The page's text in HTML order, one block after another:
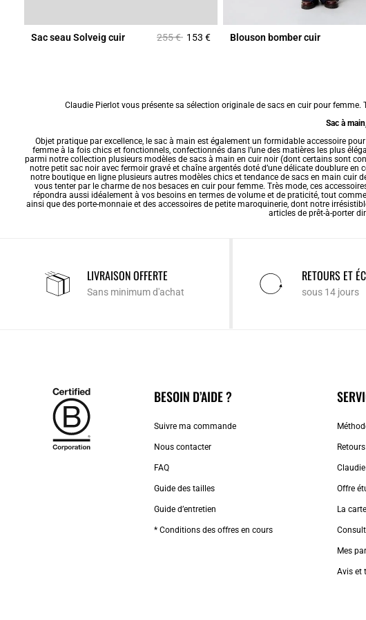
Sac seau Solveig cuir Prix réduit à partir de
255 €à153 € Blouson bomber cuir
Claudie Pierlot vous présente sa sélection originale de sacs en cuir pour
Sac à
Objet pratique par excellence, le sac à main est également un formidable accessoire
femme à la fois chics et fonctionnels, confectionnés dans l’une des matières les plus
parmi notre collection plusieurs modèles de sacs à main en cuir noir (dont certains sont
notre petit sac noiravec fermoir gravé et chaîne argentés doté d’une délicate doublure
notre boutique en ligne plusieurs autres modèles chics et tendance de sacs en main cuir
vous tenter par le charme de nos besaces en cuir pour femme. Très mode, ces
répondra aussi idéalement à vos besoins en termes de volume et de praticité, tout
ainsi que des porte-monnaie et des accessoires de petite maroquinerie, dont notre
articles de prêt-à-porter
LIVRAISON OFFERTE
Sans minimum d'achat
RETOURS ET
sous 14 jours
BESOIN D’AIDE ?
Suivre ma commande
Nous contacter
FAQ
Guide des tailles
Guide d’entretien
* Conditions des offres en cours
Claudie
Offre
La
Mes
Avis et